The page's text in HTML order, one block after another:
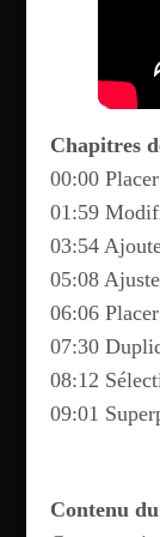
Chapitres
00:00
01:59
03:54
05:08
06:06
07:30
08:12
09:01
Contenu